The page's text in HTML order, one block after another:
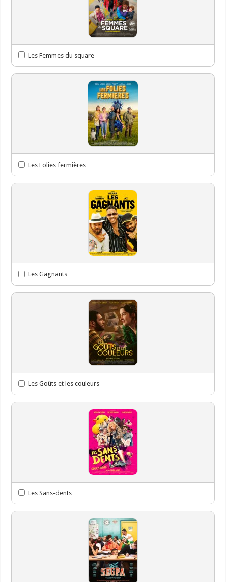
Les Femmes du square
Les Folies fermières
Les Gagnants
Les Goûts et les couleurs
Les Sans-dents